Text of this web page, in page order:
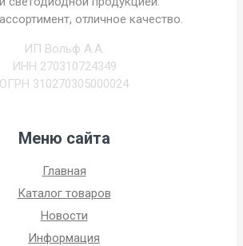
отличное качество.
ИП Вольф А.А.
ИНН 270310724349
ОГРН 310270305000024
Меню сайта
Главная
Каталог товаров
Новости
Информация